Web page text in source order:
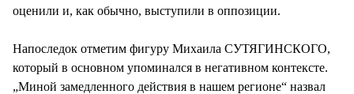
оценили и, как обычно, выступили в оппозиции.
Напоследок отметим фигуру Михаила СУТЯГИНСКОГО,
который в основном упоминался в негативном контексте.
„Миной замедленного действия в нашем регионе“ назвал